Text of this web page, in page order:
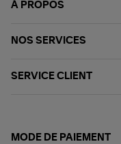
À PROPOS
NOS SERVICES
SERVICE CLIENT
MODE DE PAIEMENT